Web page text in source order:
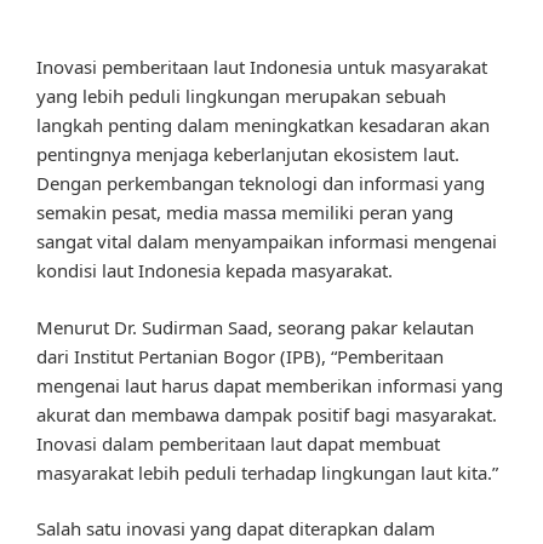
Inovasi pemberitaan laut Indonesia untuk masyarakat
yang lebih peduli lingkungan merupakan sebuah
langkah penting dalam meningkatkan kesadaran akan
pentingnya menjaga keberlanjutan ekosistem laut.
Dengan perkembangan teknologi dan informasi yang
semakin pesat, media massa memiliki peran yang
sangat vital dalam menyampaikan informasi mengenai
kondisi laut Indonesia kepada masyarakat.
Menurut Dr. Sudirman Saad, seorang pakar kelautan
dari Institut Pertanian Bogor (IPB), “Pemberitaan
mengenai laut harus dapat memberikan informasi yang
akurat dan membawa dampak positif bagi masyarakat.
Inovasi dalam pemberitaan laut dapat membuat
masyarakat lebih peduli terhadap lingkungan laut kita.”
Salah satu inovasi yang dapat diterapkan dalam